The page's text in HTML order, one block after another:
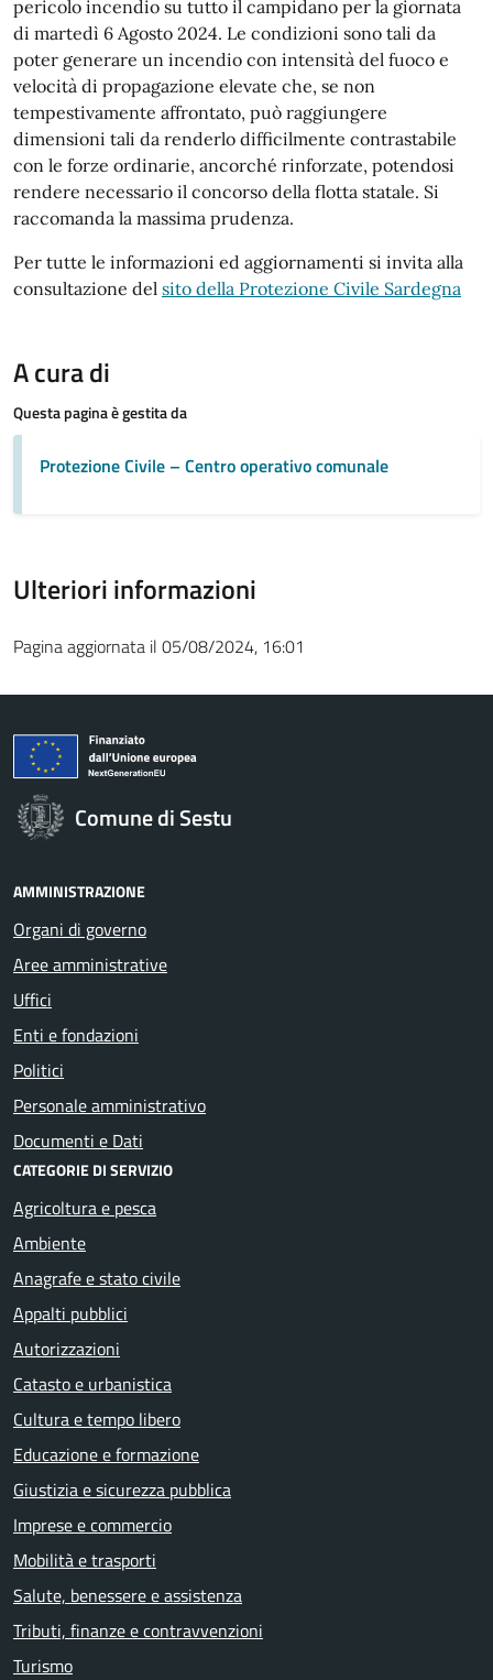
pericolo incendio su tutto il campidano per la giornata
di martedì 6 Agosto 2024. Le condizioni sono tali da
poter generare un incendio con intensità del fuoco e
velocità di propagazione elevate che, se non
tempestivamente affrontato, può raggiungere
dimensioni tali da renderlo difficilmente contrastabile
con le forze ordinarie, ancorché rinforzate, potendosi
rendere necessario il concorso della flotta statale. Si
raccomanda la massima prudenza.
Per tutte le informazioni ed aggiornamenti si invita alla
consultazione del sito della Protezione Civile Sardegna
A cura di
Questa pagina è gestita da
Protezione Civile – Centro operativo comunale
Ulteriori informazioni
Pagina aggiornata il 05/08/2024, 16:01
Comune di Sestu
AMMINISTRAZIONE
Organi di governo
Aree amministrative
Uffici
Enti e fondazioni
Politici
Personale amministrativo
Documenti e Dati
CATEGORIE DI SERVIZIO
Agricoltura e pesca
Ambiente
Anagrafe e stato civile
Appalti pubblici
Autorizzazioni
Catasto e urbanistica
Cultura e tempo libero
Educazione e formazione
Giustizia e sicurezza pubblica
Imprese e commercio
Mobilità e trasporti
Salute, benessere e assistenza
Tributi, finanze e contravvenzioni
Turismo